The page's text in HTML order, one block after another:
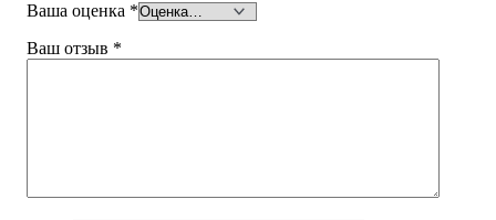
Ваша оценка *
Ваш отзыв *